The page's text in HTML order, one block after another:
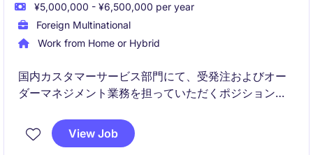
¥5,000,000 - ¥6,500,000 per year
Foreign Multinational
Work from Home or Hybrid
国内カスタマーサービス部門にて、受発注およびオー
ダーマネジメント業務を担っていただくポジションで
オペレーションを安定的に支える役割を担います。
View Job